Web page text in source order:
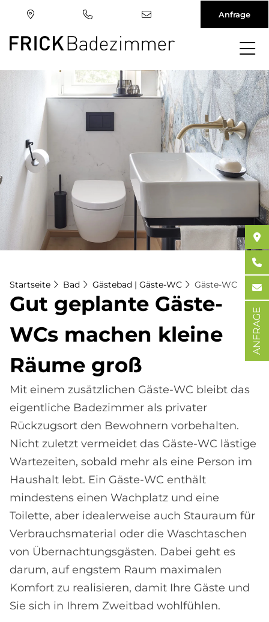
Anfrage
Startseite Bad Gästebad | Gäste-WC Gäste-WC
Gut ge­plan­te Gä­ste-
WCs ma­chen klei­ne
Räu­me groß
Mit einem zusätzlichen Gäste-WC bleibt das
eigentliche Badezimmer als privater
Rückzugsort den Bewohnern vorbehalten.
Nicht zuletzt vermeidet das Gäste-WC lästige
Wartezeiten, sobald mehr als eine Person im
Haushalt lebt. Ein Gäste-WC enthält
mindestens einen Wachplatz und eine
Toilette, aber idealerweise auch Stauraum für
Verbrauchsmaterial oder die Waschtaschen
von Übernachtungsgästen. Dabei geht es
darum, auf engstem Raum maximalen
Komfort zu realisieren, damit Ihre Gäste und
Sie sich in Ihrem Zweitbad wohlfühlen.
ANFRAGE